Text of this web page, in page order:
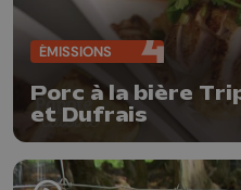
ÉMISSIONS
Porc à la bière
et Dufrais